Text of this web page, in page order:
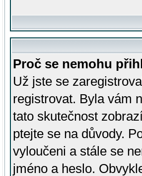
Proč se nemohu
Už jste se
registrovat. Byla vám
tato skutečnost
ptejte se na důvody.
vyloučeni a stále se
jméno a heslo.